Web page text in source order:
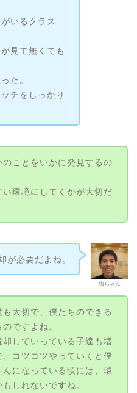
いるクラス
見て無くても
た。
チをしっかり
ことをいかに発見するの
い環境にしてくかが大切だ
梅ちゃん
が必要だよね。
大切で、僕たちのできる
ですよね。
していっている子達も増
、コツコツやっていくと僕
になっている頃には、環
しれないですね。